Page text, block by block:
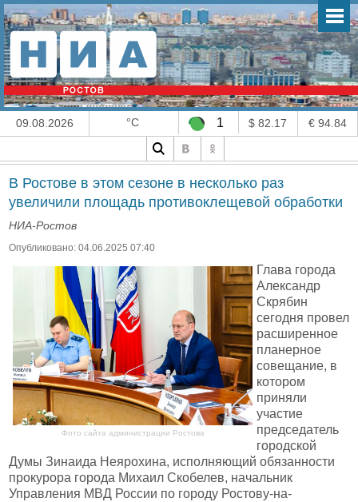
09.08.2026 °C 1 $ 82.17 € 94.84
В Ростове в этом сезоне в несколько раз
увеличили площадь противоклещевой обработки
НИА-Ростов
Опубликовано: 04.06.2025 07:40
Фото сайта администрации Ростова
Глава города
Александр
Скрябин
сегодня провел
расширенное
планерное
совещание, в
котором
приняли
участие
председатель
городской
Думы Зинаида Неярохина, исполняющий обязанности
прокурора города Михаил Скобелев, начальник
Управления МВД России по городу Ростову-на-